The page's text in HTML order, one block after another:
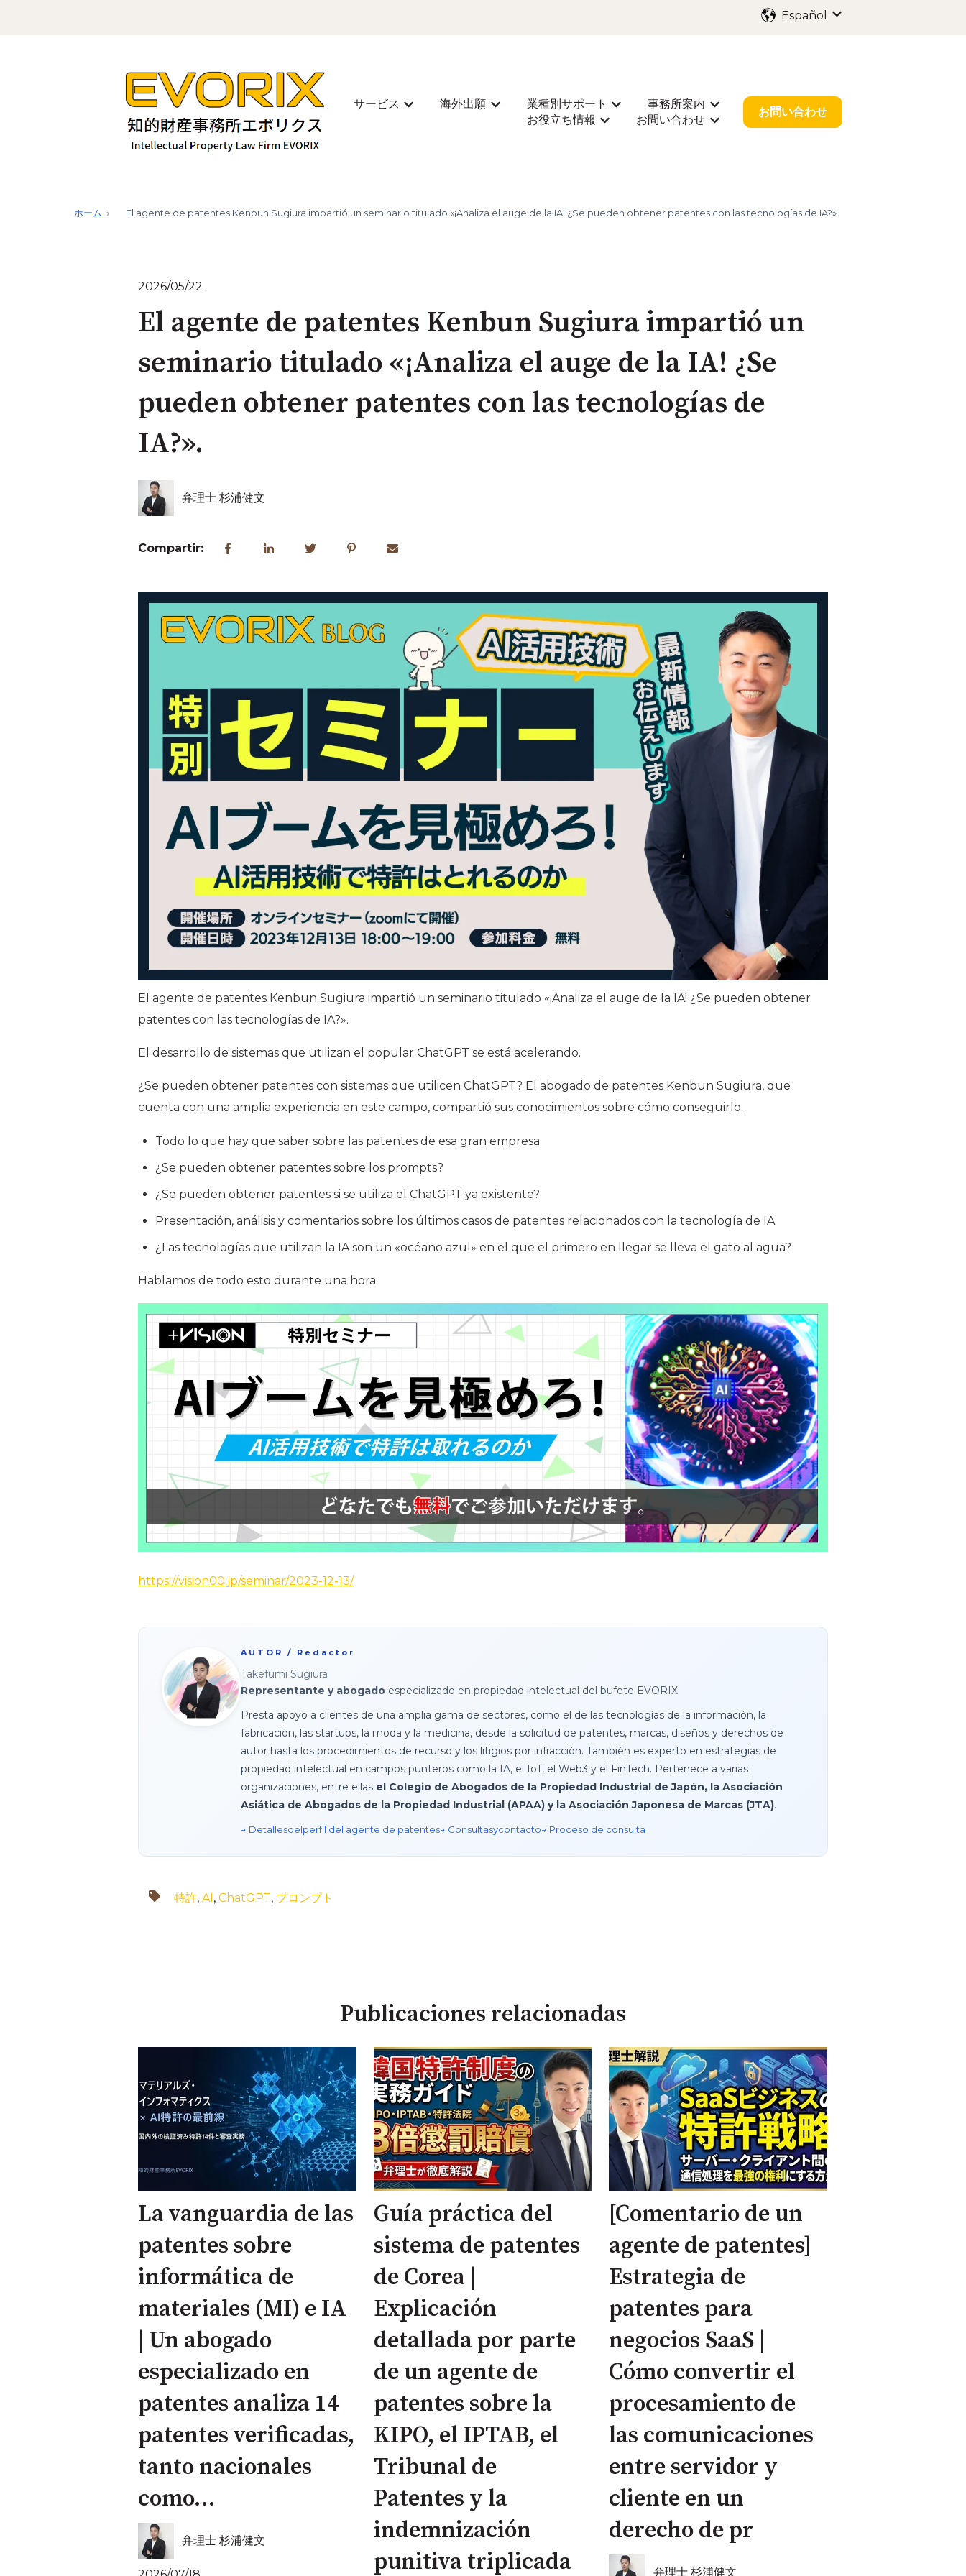
Español
サービス
Mostrar submenú de サービス
海外出願
Mostrar submenú de 海外出願
業種別サポート
Mostrar submenú de 業種別サポート
事務所案内
Mostrar submenú de 事務所案内
お役立ち情報
Mostrar submenú de お役立ち情報
お問い合わせ
Mostrar submenú de お問い合わせ
お問い合わせ
ホーム El agente de patentes Kenbun Sugiura impartió un seminario titulado «¡Analiza el auge de la IA! ¿Se pueden obtener patentes con las tecnologías de IA?».
2026/05/22
El agente de patentes Kenbun Sugiura impartió un
seminario titulado «¡Analiza el auge de la IA! ¿Se
pueden obtener patentes con las tecnologías de
IA?».
弁理士 杉浦健文
Compartir:
El agente de patentes Kenbun Sugiura impartió un seminario titulado «¡Analiza el auge de la IA! ¿Se pueden obtener
patentes con las tecnologías de IA?».
El desarrollo de sistemas que utilizan el popular ChatGPT se está acelerando.
¿Se pueden obtener patentes con sistemas que utilicen ChatGPT? El abogado de patentes Kenbun Sugiura, que
cuenta con una amplia experiencia en este campo, compartió sus conocimientos sobre cómo conseguirlo.
Todo lo que hay que saber sobre las patentes de esa gran empresa
¿Se pueden obtener patentes sobre los prompts?
¿Se pueden obtener patentes si se utiliza el ChatGPT ya existente?
Presentación, análisis y comentarios sobre los últimos casos de patentes relacionados con la tecnología de IA
¿Las tecnologías que utilizan la IA son un «océano azul» en el que el primero en llegar se lleva el gato al agua?
Hablamos de todo esto durante una hora.
https://vision00.jp/seminar/2023-12-13/
AUTOR / Redactor
Takefumi Sugiura
Representante y abogado especializado en propiedad intelectual del bufete EVORIX
Presta apoyo a clientes de una amplia gama de sectores, como el de las tecnologías de la información, la
fabricación, las startups, la moda y la medicina, desde la solicitud de patentes, marcas, diseños y derechos de
autor hasta los procedimientos de recurso y los litigios por infracción. También es experto en estrategias de
propiedad intelectual en campos punteros como la IA, el IoT, el Web3 y el FinTech. Pertenece a varias
organizaciones, entre ellas el Colegio de Abogados de la Propiedad Industrial de Japón, la Asociación
Asiática de Abogados de la Propiedad Industrial (APAA) y la Asociación Japonesa de Marcas (JTA).
→ Detallesdelperfil del agente de patentes→ Consultasycontacto→ Proceso de consulta
特許, AI, ChatGPT, プロンプト
Publicaciones relacionadas
La vanguardia de las
patentes sobre
informática de
materiales (MI) e IA
| Un abogado
especializado en
patentes analiza 14
patentes verificadas,
tanto nacionales
como…
弁理士 杉浦健文
Guía práctica del
sistema de patentes
de Corea |
Explicación
detallada por parte
de un agente de
patentes sobre la
KIPO, el IPTAB, el
Tribunal de
Patentes y la
indemnización
punitiva triplicada
[Comentario de un
agente de patentes]
Estrategia de
patentes para
negocios SaaS |
Cómo convertir el
procesamiento de
las comunicaciones
entre servidor y
cliente en un
derecho de pr
弁理士 杉浦健文